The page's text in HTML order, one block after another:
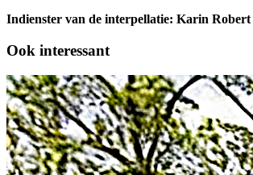
Indienster van de interpellatie: Karin Robert
Ook interessant